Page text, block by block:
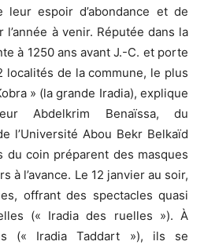
leur espoir d’abondance et de
à venir. Réputée dans la
à 1250 ans avant J.-C. et porte
localités de la commune, le plus
» (la grande Iradia), explique
Abdelkrim Benaïssa, du
l’Université Abou Bekr Belkaïd
du coin préparent des masques
à l’avance. Le 12 janvier au soir,
offrant des spectacles quasi
(« Iradia des ruelles »). À
(« Iradia Taddart »), ils se